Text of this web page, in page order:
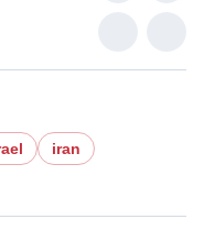
iran